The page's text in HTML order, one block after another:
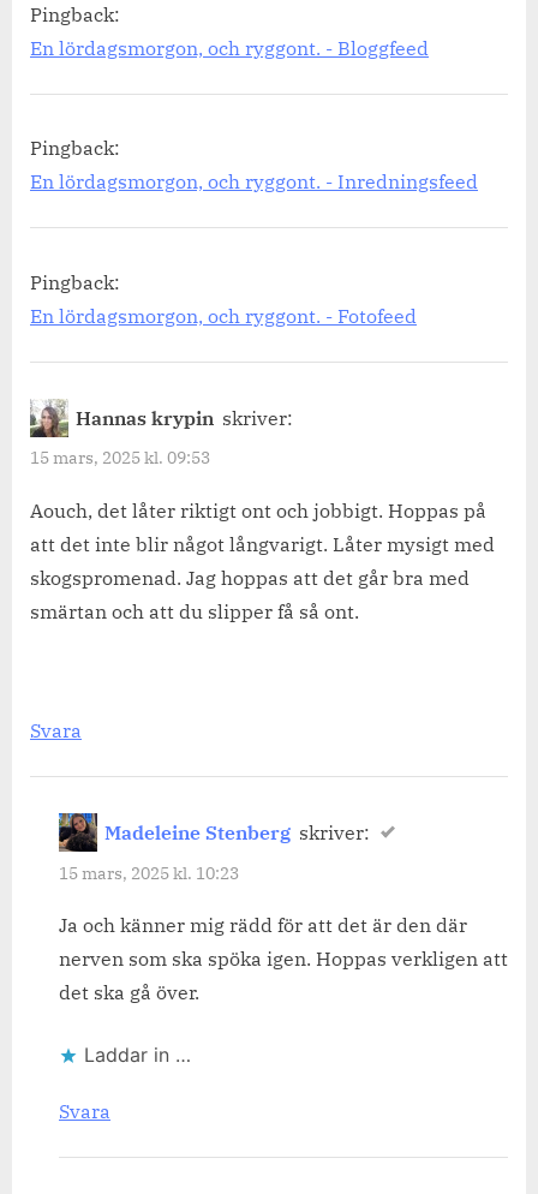
och
Pingback:
En lördagsmorgon, och ryggont. - Bloggfeed
Pingback:
En lördagsmorgon, och ryggont. - Inredningsfeed
Pingback:
En lördagsmorgon, och ryggont. - Fotofeed
Hannas krypin skriver:
15 mars, 2025 kl. 09:53
Aouch, det låter riktigt ont och jobbigt. Hoppas på
att det inte blir något långvarigt. Låter mysigt med
skogspromenad. Jag hoppas att det går bra med
smärtan och att du slipper få så ont.
Svara
Madeleine Stenberg skriver:
15 mars, 2025 kl. 10:23
Ja och känner mig rädd för att det är den där
nerven som ska spöka igen. Hoppas verkligen att
det ska gå över.
Laddar in …
Svara